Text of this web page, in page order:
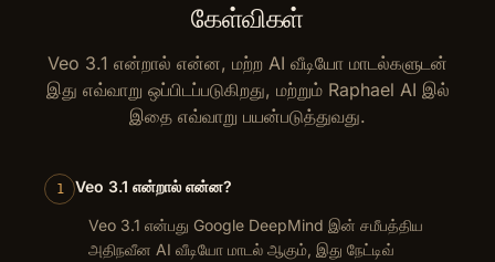
கேள்விகள்
Veo 3.1 என்றால் என்ன, மற்ற AI வீடியோ மாடல்களுடன்
இது எவ்வாறு ஒப்பிடப்படுகிறது, மற்றும் Raphael AI இல்
இதை எவ்வாறு பயன்படுத்துவது.
1 Veo 3.1 என்றால் என்ன?
Veo 3.1 என்பது Google DeepMind இன் சமீபத்திய
அதிநவீன AI வீடியோ மாடல் ஆகும், இது நேட்டிவ்